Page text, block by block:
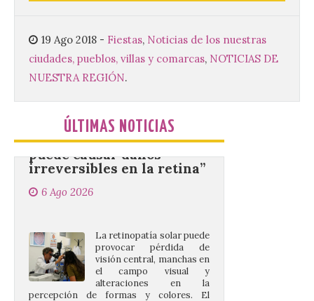
19 Ago 2018 - Fiestas, Noticias de los nuestras
ciudades, pueblos, villas y comarcas, NOTICIAS DE
NUESTRA REGIÓN.
ÚLTIMAS NOTICIAS
oficial del Festival One […]
protección adecuada
puede causar daños
irreversibles en la retina”
6 Ago 2026
el campo visual y
alteraciones en la
percepción de formas y colores. El
especialista en Oftalmología del Hospital
San Juan de Dios de León, Dr. Mahave
Ruiz, advierte de […]